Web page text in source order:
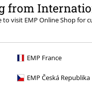
from
to visit EMP Online Shop for
EMP France
EMP Česká Republika
€ 68,99
Fleece Jacket Brandit